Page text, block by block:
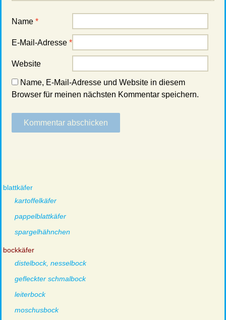
Name *
E-Mail-Adresse *
Website
Name, E-Mail-Adresse und Website in diesem
Browser für meinen nächsten Kommentar speichern.
blattkäfer
kartoffelkäfer
pappelblattkäfer
spargelhähnchen
bockkäfer
distelbock, nesselbock
gefleckter schmalbock
leiterbock
moschusbock